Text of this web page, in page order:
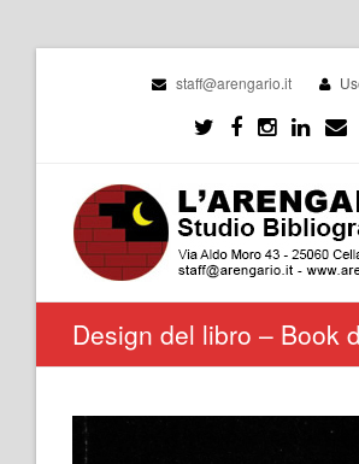
staff@arengario.it
Design del libro – Book